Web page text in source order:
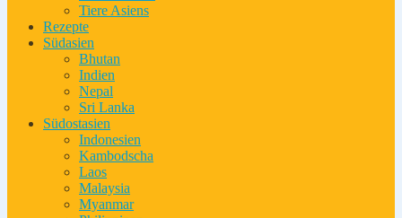
Tiere Asiens
Rezepte
Südasien
Bhutan
Indien
Nepal
Sri Lanka
Südostasien
Indonesien
Kambodscha
Laos
Malaysia
Myanmar